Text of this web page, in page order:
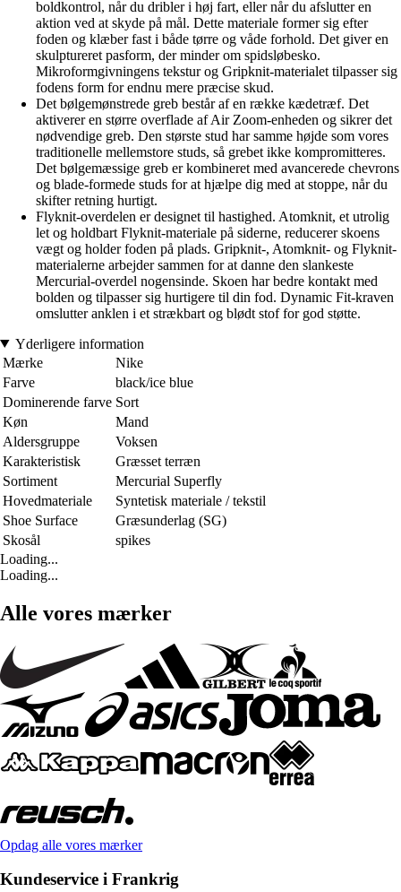
boldkontrol, når du dribler i høj fart, eller når du afslutter en
aktion ved at skyde på mål. Dette materiale former sig efter
foden og klæber fast i både tørre og våde forhold. Det giver en
skulptureret pasform, der minder om spidsløbesko.
Mikroformgivningens tekstur og Gripknit-materialet tilpasser sig
fodens form for endnu mere præcise skud.
Det bølgemønstrede greb består af en række kædetræf. Det
aktiverer en større overflade af Air Zoom-enheden og sikrer det
nødvendige greb. Den største stud har samme højde som vores
traditionelle mellemstore studs, så grebet ikke kompromitteres.
Det bølgemæssige greb er kombineret med avancerede chevrons
og blade-formede studs for at hjælpe dig med at stoppe, når du
skifter retning hurtigt.
Flyknit-overdelen er designet til hastighed. Atomknit, et utrolig
let og holdbart Flyknit-materiale på siderne, reducerer skoens
vægt og holder foden på plads. Gripknit-, Atomknit- og Flyknit-
materialerne arbejder sammen for at danne den slankeste
Mercurial-overdel nogensinde. Skoen har bedre kontakt med
bolden og tilpasser sig hurtigere til din fod. Dynamic Fit-kraven
omslutter anklen i et strækbart og blødt stof for god støtte.
Yderligere information
Mærke
Nike
Farve
black/ice blue
Dominerende farve Sort
Køn
Mand
Aldersgruppe
Voksen
Karakteristisk
Græsset terræn
Sortiment
Mercurial Superfly
Hovedmateriale
Syntetisk materiale / tekstil
Shoe Surface
Græsunderlag (SG)
Skosål
spikes
Loading...
Loading...
Alle vores mærker
Opdag alle vores mærker
Kundeservice i Frankrig